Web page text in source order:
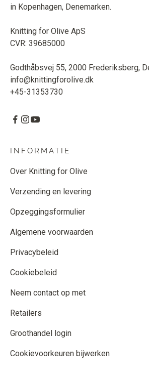
in Kopenhagen, Denemarken.
Knitting for Olive ApS
CVR: 39685000
Godthåbsvej 55, 2000 Frederiksberg,
info@knittingforolive.dk
+45-31353730
INFORMATIE
Over Knitting for Olive
Verzending en levering
Opzeggingsformulier
Algemene voorwaarden
Privacybeleid
Cookiebeleid
Neem contact op met
Retailers
Groothandel login
Cookievoorkeuren bijwerken